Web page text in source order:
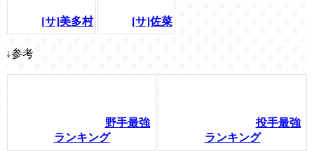
[サ]美多村 [サ]佐菜
↓参考
野手最強
ランキング
投手最強
ランキング